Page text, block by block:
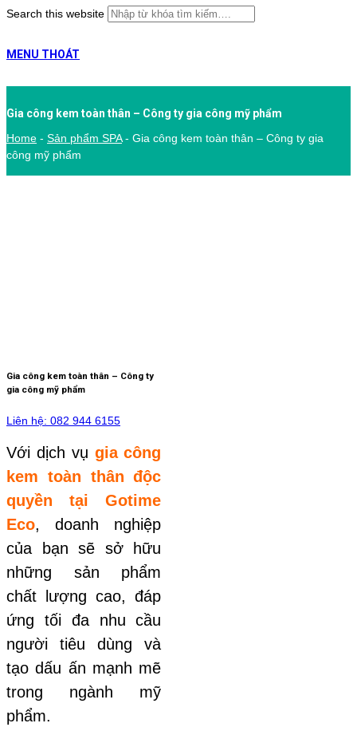
Search this website
MENU THOÁT
Gia công kem toàn thân – Công ty gia công mỹ phẩm
Home - Sản phẩm SPA- Gia công kem toàn thân – Công ty gia
công mỹ phẩm
Gia công kem toàn thân – Công ty
gia công mỹ phẩm
Liên hệ: 082 944 6155
Với dịch vụ gia công
kem toàn thân độc
quyền tại Gotime
Eco, doanh nghiệp
của bạn sẽ sở hữu
những sản phẩm
chất lượng cao, đáp
ứng tối đa nhu cầu
người tiêu dùng và
tạo dấu ấn mạnh mẽ
trong ngành mỹ
phẩm.